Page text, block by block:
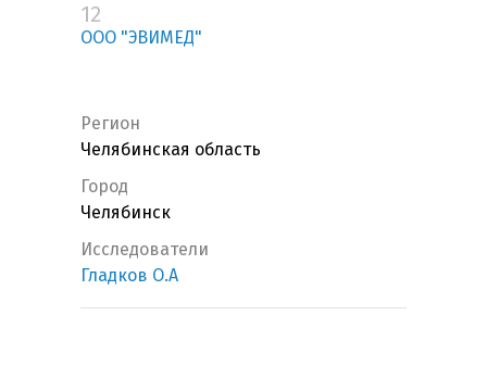
12
ООО "ЭВИМЕД"
Регион
Челябинская область
Город
Челябинск
Исследователи
Гладков О.А